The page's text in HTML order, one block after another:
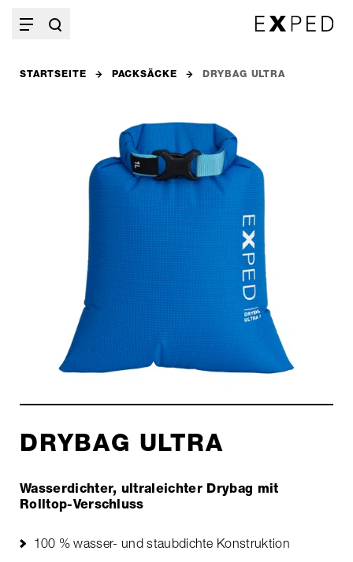
STARTSEITE PACKSÄCKE DRYBAG ULTRA
DRYBAG ULTRA
Wasserdichter, ultraleichter Drybag mit
Rolltop-Verschluss
100 % wasser- und staubdichte Konstruktion